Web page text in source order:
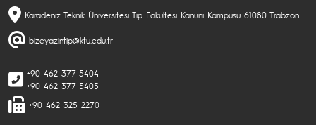
Karadeniz Teknik Üniversitesi Tıp Fakültesi Kanuni Kampüsü 61080 Trabzon
bizeyazintip@ktu.edu.tr
+90 462 377 5404
+90 462 377 5405
+90 462 325 2270